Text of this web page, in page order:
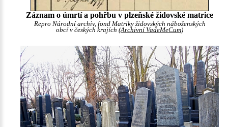
Záznam o úmrtí a pohřbu v plzeňské židovské matrice
Repro Národní archiv, fond Matriky židovských náboženských
obcí v českých krajích (Archivní VadeMeCum)